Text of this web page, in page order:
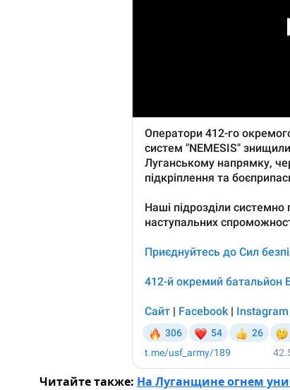
Читайте также: На Луганщине огнем